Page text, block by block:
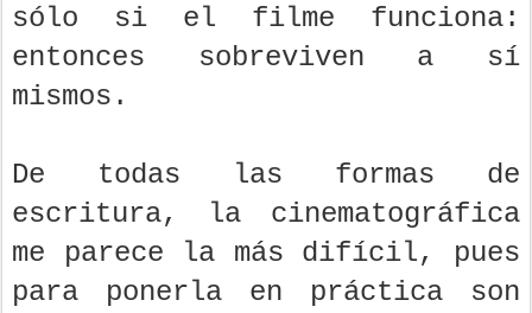
sólo si el filme funciona:
entonces sobreviven a sí
mismos.
De todas las formas de
escritura, la cinematográfica
me parece la más difícil, pues
para ponerla en práctica son